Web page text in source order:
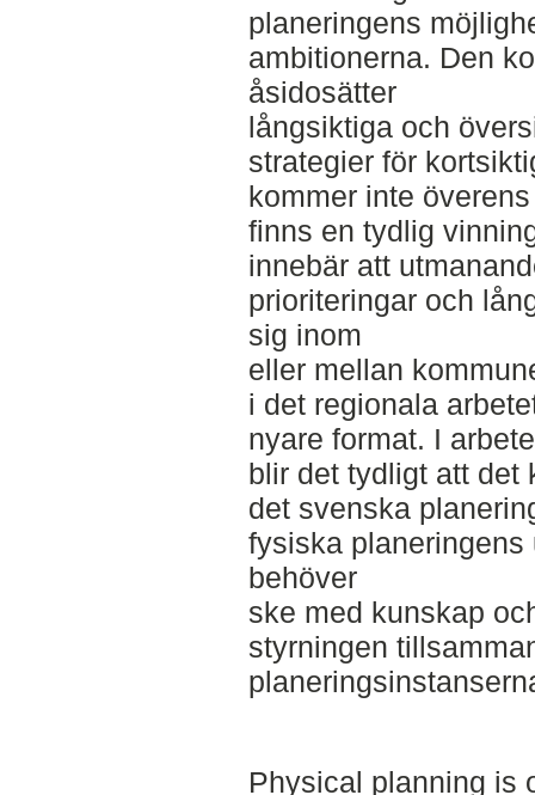
planeringens
ambitionerna. Den
åsidosätter
långsiktiga och
strategier för
kommer inte
finns en tydlig
innebär att
prioriteringar och
sig inom
eller mellan
i det regionala
nyare format. I
blir det tydligt att det
det svenska
fysiska planeringens
behöver
ske med kunskap
styrningen
Physical planning is